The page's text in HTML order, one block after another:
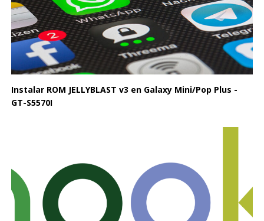
Instalar ROM JELLYBLAST v3 en Galaxy Mini/Pop Plus -
GT-S5570I